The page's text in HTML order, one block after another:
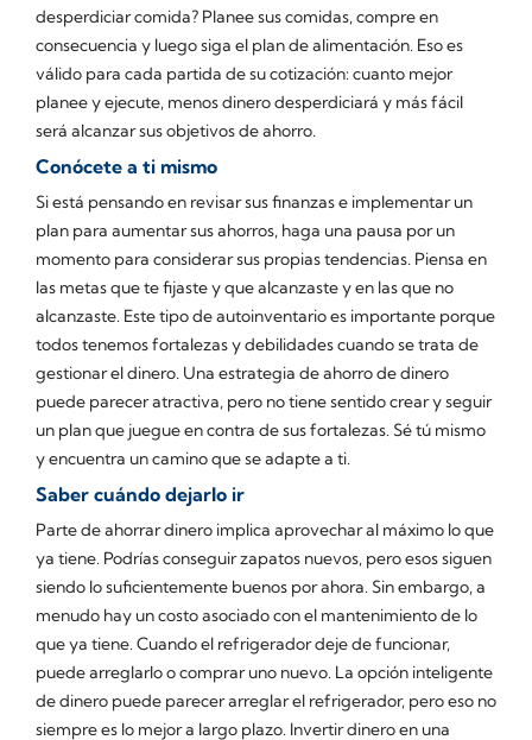
desperdiciar comida? Planee sus comidas, compre en
consecuencia y luego siga el plan de alimentación. Eso es
válido para cada partida de su cotización: cuanto mejor
planee y ejecute, menos dinero desperdiciará y más fácil
será alcanzar sus objetivos de ahorro.
Conócete a ti mismo
Si está pensando en revisar sus finanzas e implementar un
plan para aumentar sus ahorros, haga una pausa por un
momento para considerar sus propias tendencias. Piensa en
las metas que te fijaste y que alcanzaste y en las que no
alcanzaste. Este tipo de autoinventario es importante porque
todos tenemos fortalezas y debilidades cuando se trata de
gestionar el dinero. Una estrategia de ahorro de dinero
puede parecer atractiva, pero no tiene sentido crear y seguir
un plan que juegue en contra de sus fortalezas. Sé tú mismo
y encuentra un camino que se adapte a ti.
Saber cuándo dejarlo ir
Parte de ahorrar dinero implica aprovechar al máximo lo que
ya tiene. Podrías conseguir zapatos nuevos, pero esos siguen
siendo lo suficientemente buenos por ahora. Sin embargo, a
menudo hay un costo asociado con el mantenimiento de lo
que ya tiene. Cuando el refrigerador deje de funcionar,
puede arreglarlo o comprar uno nuevo. La opción inteligente
de dinero puede parecer arreglar el refrigerador, pero eso no
siempre es lo mejor a largo plazo. Invertir dinero en una